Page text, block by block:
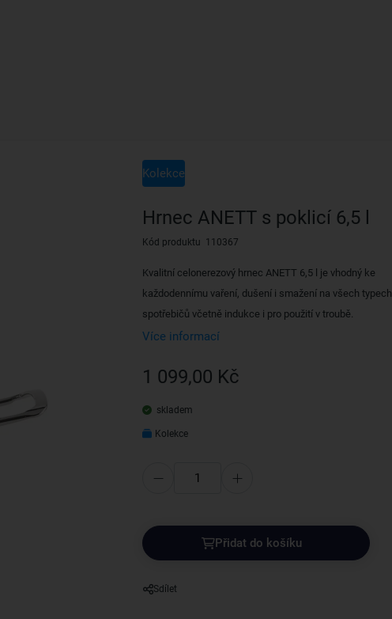
Kolekce
Hrnec ANETT s poklicí 6,5 l
Kód produktu 110367
Kvalitní celonerezový hrnec ANETT 6,5 l je vhodný ke
každodennímu vaření, dušení i smažení na všech typech
spotřebičů včetně indukce i pro použití v troubě.
Více informací
1 099,00 Kč
skladem
Kolekce
Přidat do košíku
Sdílet